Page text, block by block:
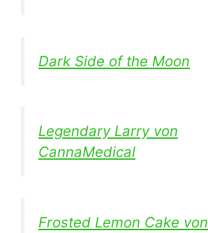
Dark Side of the Moon
Legendary Larry von
CannaMedical
Frosted Lemon Cake von